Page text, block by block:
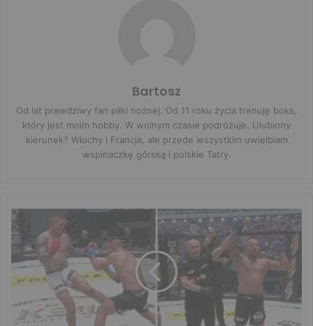
Bartosz
Od lat prawdziwy fan piłki nożnej. Od 11 roku życia trenuję boks,
który jest moim hobby. W wolnym czasie podróżuje. Ulubiony
kierunek? Włochy i Francja, ale przede wszystkim uwielbiam
wspinaczkę górską i polskie Tatry.